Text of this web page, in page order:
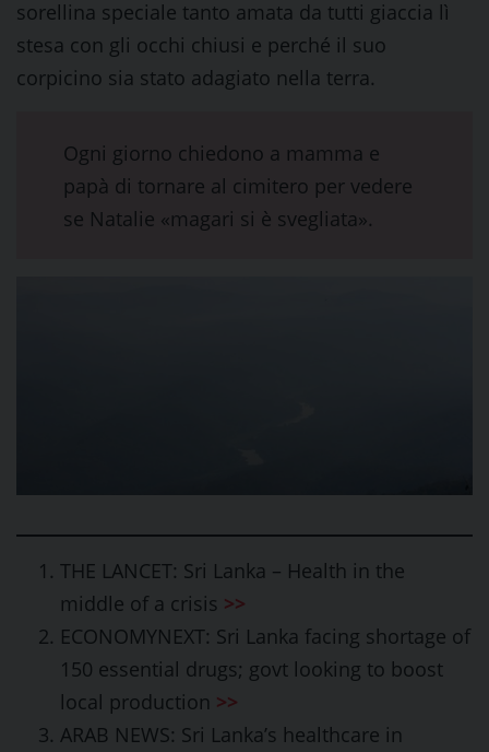
sorellina speciale tanto amata da tutti giaccia lì
stesa con gli occhi chiusi e perché il suo
corpicino sia stato adagiato nella terra.
Ogni giorno chiedono a mamma e
papà di tornare al cimitero per vedere
se Natalie «magari si è svegliata».
THE LANCET: Sri Lanka – Health in the
middle of a crisis >>
ECONOMYNEXT: Sri Lanka facing shortage of
150 essential drugs; govt looking to boost
local production >>
ARAB NEWS: Sri Lanka’s healthcare in